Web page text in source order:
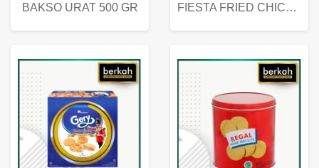
BAKSO URAT 500 GR FIESTA FRIED CHICKEN 500 GR